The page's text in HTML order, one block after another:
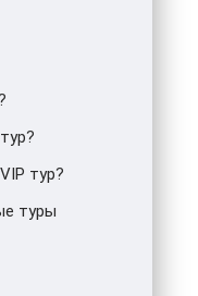
тур?
туры